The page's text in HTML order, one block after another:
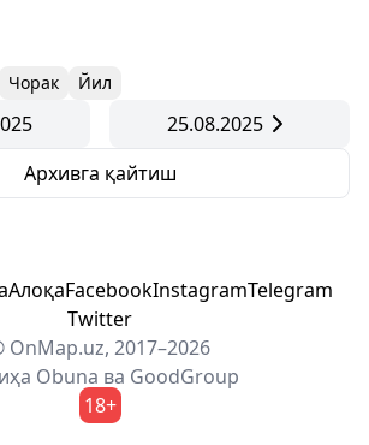
Чорак Йил
25.08.2025
Архивга қайтиш
АлоқаFacebookInstagramTelegram
Twitter
OnMap.uz, 2017–2026
Obuna ва GoodGroup
18+